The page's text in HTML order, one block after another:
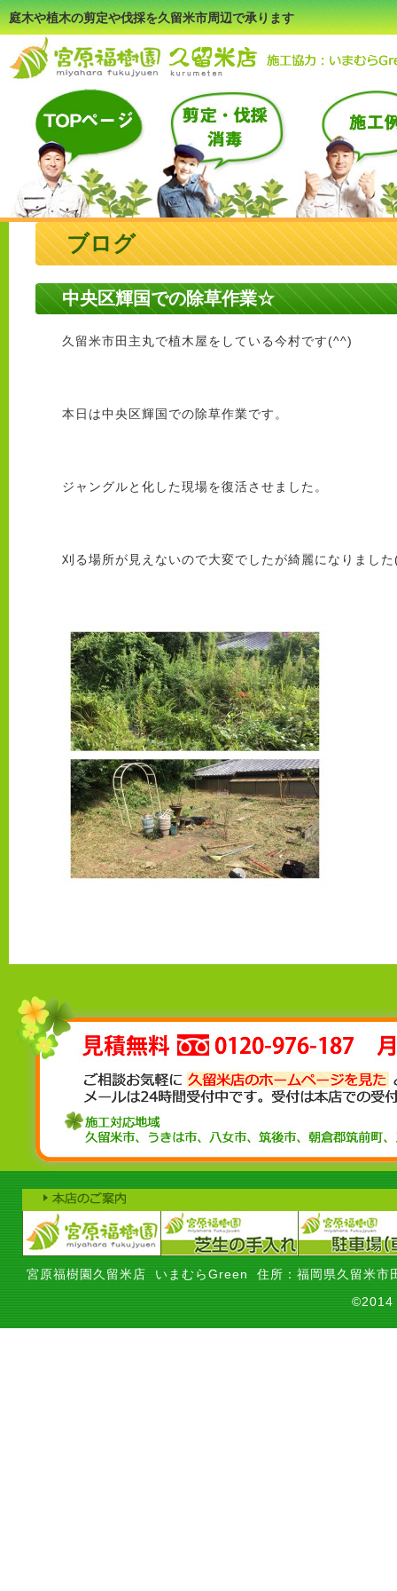
庭木や植木の剪定や伐採を久留米市周辺で承ります
ブログ
中央区輝国での除草作業☆
久留米市田主丸で植木屋をしている今村です(^^)
本日は中央区輝国での除草作業です。
ジャングルと化した現場を復活させました。
刈る場所が見えないので大変でしたが綺麗になりまし
宮原福樹園久留米店 いまむらGreen 住所：福岡県久留米市
©2014